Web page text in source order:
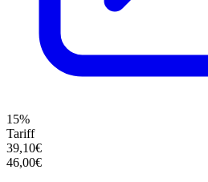
15%
Tariff
39,10€
46,00€